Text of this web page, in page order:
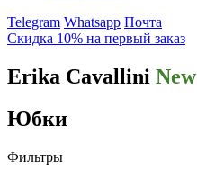
Telegram Whatsapp Почта
Скидка 10% на первый заказ
Erika Cavallini New
Юбки
Фильтры